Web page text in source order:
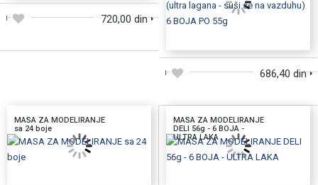
720,00 din
686,40 din
MASA ZA MODELIRANJE
sa 24 boje
MASA ZA MODELIRANJE
DELI 56g - 6 BOJA -
ULTRA LAKA